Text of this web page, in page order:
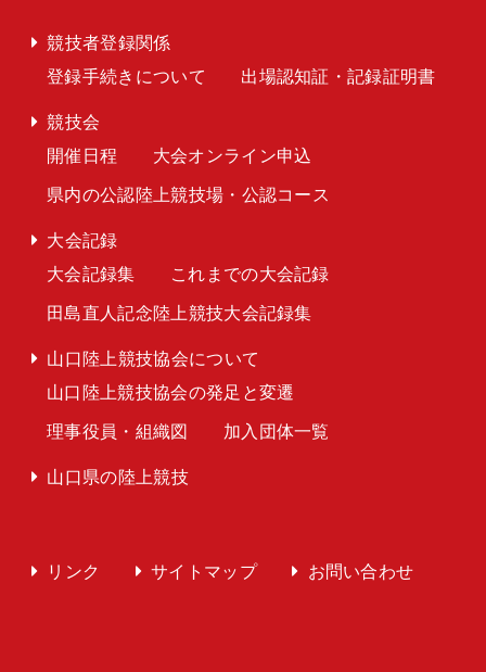
競技者登録関係
登録手続きについて
出場認知証・記録証明書
競技会
開催日程
大会オンライン申込
県内の公認陸上競技場・公認コース
大会記録
大会記録集
これまでの大会記録
田島直人記念陸上競技大会記録集
山口陸上競技協会について
山口陸上競技協会の発足と変遷
理事役員・組織図 加入団体一覧
山口県の陸上競技
リンク サイトマップ お問い合わせ